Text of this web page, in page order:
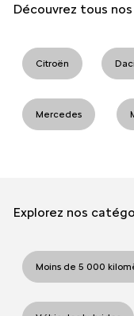
Découvrez tous
Citroën
Mercedes
Explorez nos
Moins de 5 000